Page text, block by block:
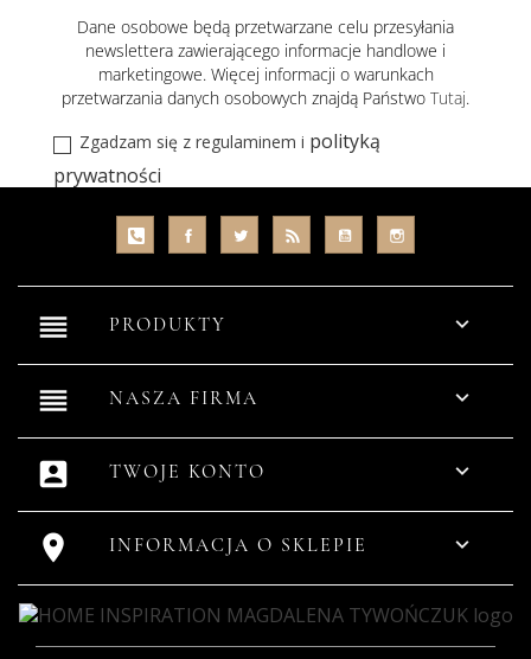
Dane osobowe będą przetwarzane celu przesyłania
newslettera zawierającego informacje handlowe i
marketingowe. Więcej informacji o warunkach
przetwarzania danych osobowych znajdą Państwo Tutaj.
Zgadzam się z regulaminem i polityką
prywatności
reorder PRODUKTY 
reorder NASZA FIRMA 
account_box TWOJE KONTO 
 INFORMACJA O SKLEPIE 